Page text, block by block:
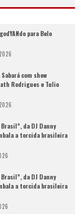
para Belo
com show
Rodrigues e Tulio
da DJ Danny
a torcida brasileira
da DJ Danny
a torcida brasileira